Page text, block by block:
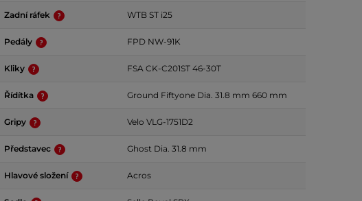
Zadní ráfek WTB ST i25
Pedály FPD NW-91K
Kliky FSA CK-C201ST 46-30T
Řídítka Ground Fiftyone Dia. 31.8 mm 660 mm
Gripy Velo VLG-1751D2
Představec Ghost Dia. 31.8 mm
Hlavové složení Acros